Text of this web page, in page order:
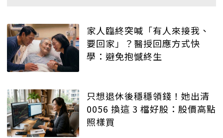
家人臨終突喊「有人來接我、
要回家」？醫授回應方式快
學：避免抱憾終生
只想退休後穩穩領錢！她出清
0056 換這 3 檔好股：股價高點
照樣買